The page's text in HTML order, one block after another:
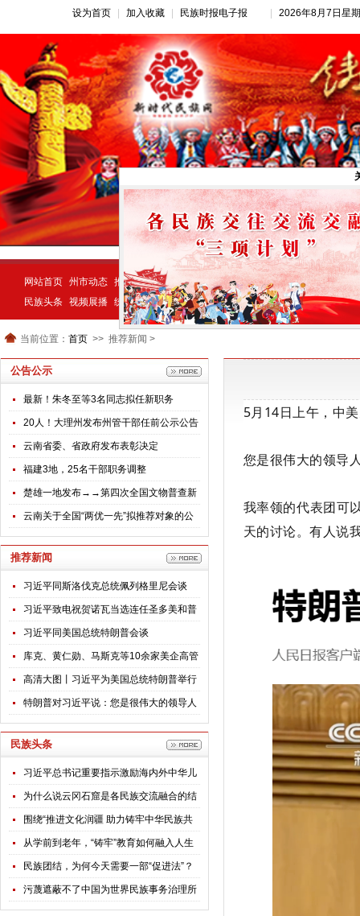
设为首页 加入收藏 民族时报电子报 2026年8月7日星
网站首页 州市动态 推荐新闻 公告公示 新闻动态
民族头条
视频展播 统一战线 民族动态 宗教视窗
民族经济 示范创建
当前位置： 首页 >> 推荐新闻 >
公告公示
最新！朱冬至等3名同志拟任新职务
20人！大理州发布州管干部任前公示公告
云南省委、省政府发布表彰决定
福建3地，25名干部职务调整
楚雄一地发布→→第四次全国文物普查新
发现不可移动文物名录公告
云南关于全国“两优一先”拟推荐对象的公
示
推荐新闻
习近平同斯洛伐克总统佩列格里尼会谈
习近平致电祝贺诺瓦当选连任圣多美和普
林西比总统
习近平同美国总统特朗普会谈
库克、黄仁勋、马斯克等10余家美企高管
随特朗普访华，透露哪些信号？
高清大图丨习近平为美国总统特朗普举行
欢迎仪式
特朗普对习近平说：您是很伟大的领导人
民族头条
习近平总书记重要指示激励海内外中华儿
女团结奋斗
为什么说云冈石窟是各民族交流融合的结
晶？
围绕“推进文化润疆 助力铸牢中华民族共
同体意识”，全国政协专题调研组赴新疆开
展调研
从学前到老年，“铸牢”教育如何融入人生
每个阶段？
民族团结，为何今天需要一部“促进法”？
污蔑遮蔽不了中国为世界民族事务治理所
贡献的智慧
5月14日上午，中
您是很伟大的领导
我率领的代表团可
天的讨论。有人说